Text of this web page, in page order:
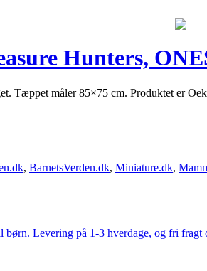
Hunters,
Tæppet måler 85×75 cm. Produktet er
, BarnetsVerden.dk, Miniature.dk,
Levering på 1-3 hverdage, og fri fragt